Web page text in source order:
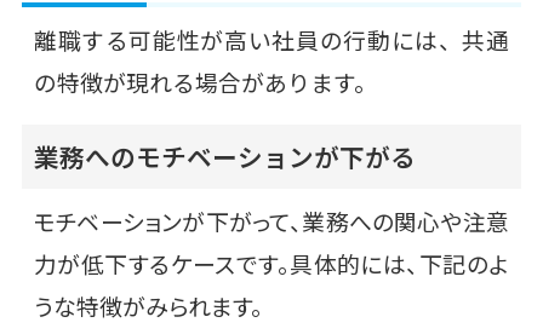
離職する可能性が高い社員の行動には、共通
の特徴が現れる場合があります。
業務へのモチベーションが下がる
モチベーションが下がって、業務への関心や注意
力が低下するケースです。具体的には、下記のよ
うな特徴がみられます。